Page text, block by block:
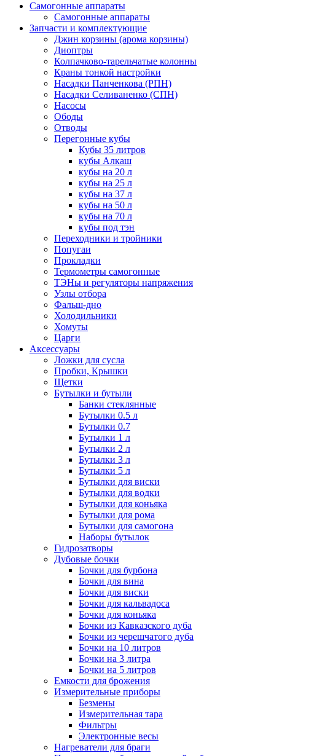
Самогонные аппараты
Самогонные аппараты
Запчасти и комплектующие
Джин корзины (арома корзины)
Диоптры
Колпачково-тарельчатые колонны
Краны тонкой настройки
Насадки Панченкова (РПН)
Насадки Селиваненко (СПН)
Насосы
Ободы
Отводы
Перегонные кубы
Кубы 35 литров
кубы Алкаш
кубы на 20 л
кубы на 25 л
кубы на 37 л
кубы на 50 л
кубы на 70 л
кубы под тэн
Переходники и тройники
Попугаи
Прокладки
Термометры самогонные
ТЭНы и регуляторы напряжения
Узлы отбора
Фальш-дно
Холодильники
Хомуты
Царги
Аксессуары
Ложки для сусла
Пробки, Крышки
Щетки
Бутылки и бутыли
Банки стеклянные
Бутылки 0.5 л
Бутылки 0.7
Бутылки 1 л
Бутылки 2 л
Бутылки 3 л
Бутылки 5 л
Бутылки для виски
Бутылки для водки
Бутылки для коньяка
Бутылки для рома
Бутылки для самогона
Наборы бутылок
Гидрозатворы
Дубовые бочки
Бочки для бурбона
Бочки для вина
Бочки для виски
Бочки для кальвадоса
Бочки для коньяка
Бочки из Кавказского дуба
Бочки из черешчатого дуба
Бочки на 10 литров
Бочки на 3 литра
Бочки на 5 литров
Емкости для брожения
Измерительные приборы
Безмены
Измерительная тара
Фильтры
Электронные весы
Нагреватели для браги